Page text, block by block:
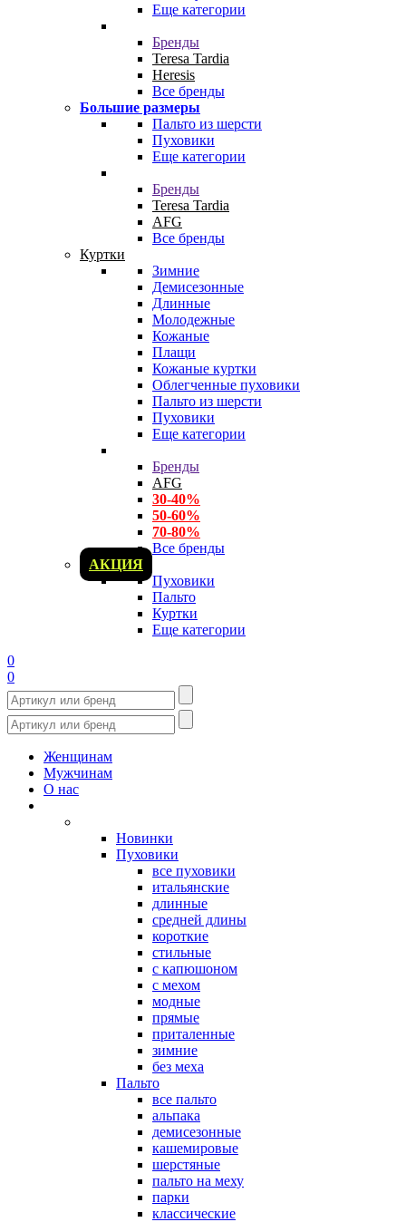
Еще категории
Бренды
Teresa Tardia
Heresis
Все бренды
Большие размеры
Пальто из шерсти
Пуховики
Еще категории
Бренды
Teresa Tardia
AFG
Все бренды
Куртки
Зимние
Демисезонные
Длинные
Молодежные
Кожаные
Плащи
Кожаные куртки
Облегченные пуховики
Пальто из шерсти
Пуховики
Еще категории
Бренды
AFG
30-40%
50-60%
70-80%
Все бренды
АКЦИЯ
Пуховики
Пальто
Куртки
Еще категории
0
0
Женщинам
Мужчинам
О нас
Новинки
Пуховики
все пуховики
итальянские
длинные
средней длины
короткие
стильные
с капюшоном
с мехом
модные
прямые
приталенные
зимние
без меха
Пальто
все пальто
альпака
демисезонные
кашемировые
шерстяные
пальто на меху
парки
классические